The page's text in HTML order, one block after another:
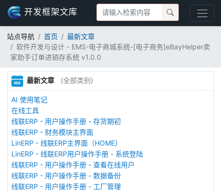
开发框架文库
站点导航 首页
最新文章
软件开发与设计 - EMS-电子商城系统-[电子商务]eBayHelper卖
家助手订单进销存系统 v1.0.0
最新文章 (全部类别)
AI 使用笔记
在线工具
线联ERP - 用户操作手册 - 存货期初
线联ERP - 财务模块主界面
LinERP - 线联ERP主界面（HOME）
LinERP - 线联ERP用户操作手册 - 系统登陆
线联ERP - 用户操作手册 - 查看在线用户
线联ERP - 用户操作手册 - 数据备份
线联ERP - 用户操作手册 - 工厂管理